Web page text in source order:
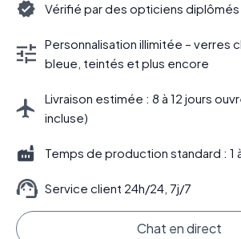
Vérifié par des opticiens diplômés
Personnalisation illimitée – verres
bleue, teintés et plus encore
Livraison estimée : 8 à 12 jours
incluse)
Temps de production standard : 1
Service client 24h/24, 7j/7
Chat en direct